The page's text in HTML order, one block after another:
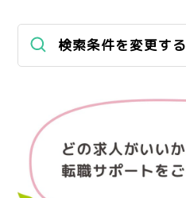
検索条件を変更する